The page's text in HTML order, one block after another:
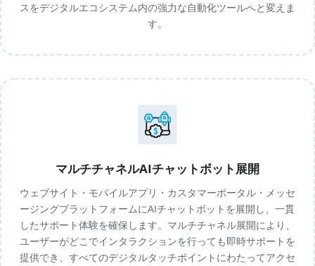
スをデジタルエコシステム内の強力な自動化ツールへと変えま
す。
マルチチャネルAIチャットボット展開
ウェブサイト・モバイルアプリ・カスタマーポータル・メッセ
ージングプラットフォームにAIチャットボットを展開し、一貫
したサポート体験を確保します。マルチチャネル展開により、
ユーザーがどこでインタラクションを行っても即時サポートを
提供でき、すべてのデジタルタッチポイントにわたってアクセ